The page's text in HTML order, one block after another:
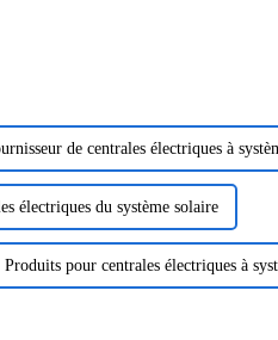
de centrales électriques à
électriques du système solaire
Produits pour centrales électriques à